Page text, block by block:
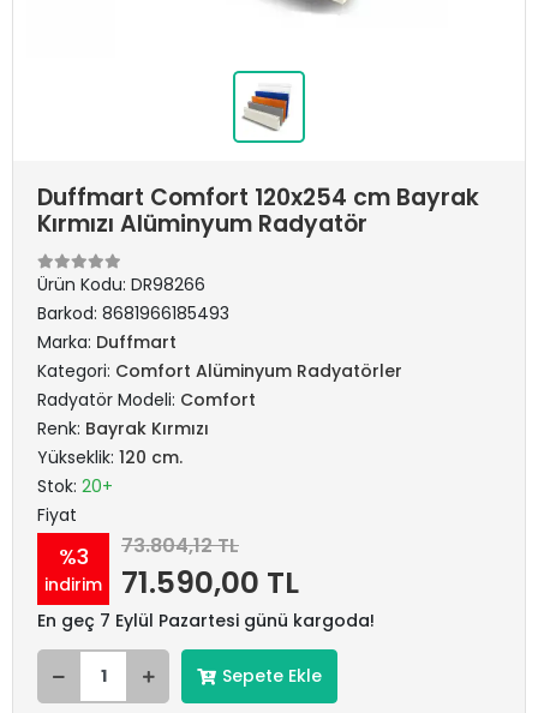
Duffmart Comfort 120x254 cm Bayrak
Kırmızı Alüminyum Radyatör
Ürün Kodu: DR98266
Barkod: 8681966185493
Marka: Duffmart
Kategori: Comfort Alüminyum Radyatörler
Radyatör Modeli: Comfort
Renk: Bayrak Kırmızı
Yükseklik: 120 cm.
Stok: 20+
Fiyat
%3
indirim
73.804,12 TL
71.590,00 TL
En geç 7 Eylül Pazartesi günü kargoda!
Sepete Ekle